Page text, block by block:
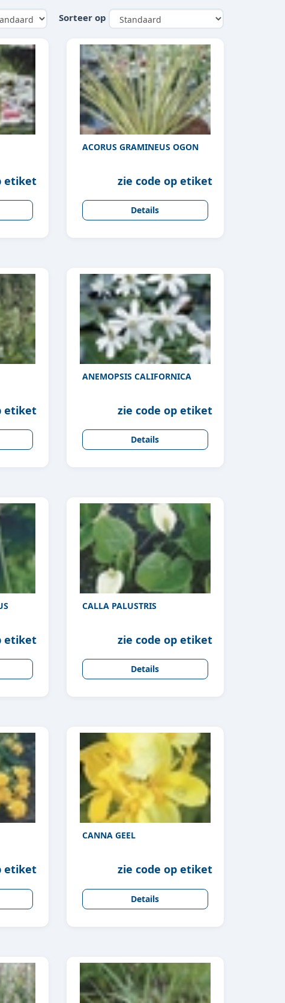
Sorteer op
etiket
ACORUS GRAMINEUS OGON
zie code op etiket
Details
etiket
ANEMOPSIS CALIFORNICA
zie code op etiket
Details
etiket
CALLA PALUSTRIS
zie code op etiket
Details
etiket
CANNA GEEL
zie code op etiket
Details